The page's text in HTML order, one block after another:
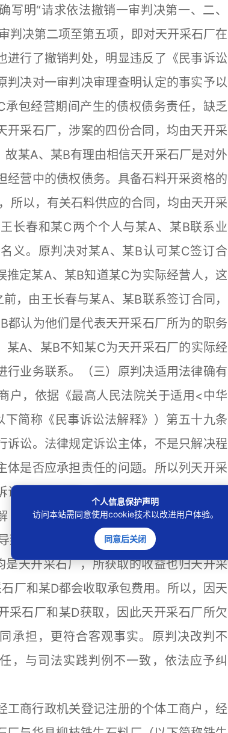
明“请求依法撤销一审判决第一、二、
判决第二项至第五项，即对天开采石厂在
进行了撤销判处，明显违反了《民事诉讼
判决对一审判决审理查明认定的事实予以
包经营期间产生的债权债务责任，缺乏
开采石厂，涉案的四份合同，均由天开采
某A、某B有理由相信天开采石厂是对外
经营中的债权债务。具备石料开采资格的
所以，有关石料供应的合同，均由天开采
长春和某C两个个人与某A、某B联系业
义。原判决对某A、某B认可某C签订合
推定某A、某B知道某C为实际经营人，这
，由王长春与某A、某B联系签订合同，
都认为他们是代表天开采石厂所为的职务
A、某B不知某C为天开采石厂的实际经
行业务联系。（三）原判决适用法律确有
户，依据《最高人民法院关于适用<中华
简称《民事诉讼法解释》）第五十九条
诉讼。法律规定诉讼主体，不是只解决程
体是否应承担责任的问题。所以列天开采
地位的问题，而是要解决天开采石厂是
中华人民共和国民法总则》（以下简称
致原判决适用法律错误。无论是某D实际
天开采石厂，所获取的收益也归天开采
厂和某D都会收取承包费用。所以，因天
采石厂和某D获取，因此天开采石厂所欠
承担，更符合客观事实。原判决改判不
，与司法实践判例不一致，依法应予纠
商行政机关登记注册的个体工商户，经
个人信息保护声明
访问本站需同意使用cookie技术以改进用户体验。
同意后关闭